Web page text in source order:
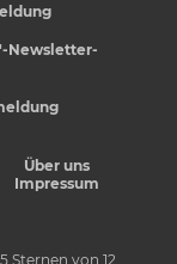
Newsletter-
Über uns
Impressum
5Sternen von 12